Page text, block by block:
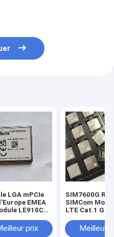
LGA mPCIe
EMEA
LE910C1-
prix
SIM7600G R2
SIMCom
LTE Cat.1
Montante
Optionnel
Meilleur